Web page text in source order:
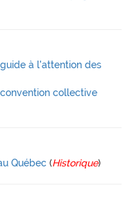
à l'attention des
collective
Québec (Historique)